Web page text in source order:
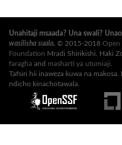
Unahitaji msaada? Una swali?
wasilisha suala. © 2015-2018 Open
Foundation Mradi Shirikishi. Haki
faragha and masharti ya utumiaji
Tafsiri hii inaweza kuwa na
ndicho kinachotawala.